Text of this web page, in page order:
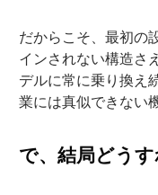
だからこそ、最初の
インされない構造さ
デルに常に乗り換え
業には真似できない
で、結局どう